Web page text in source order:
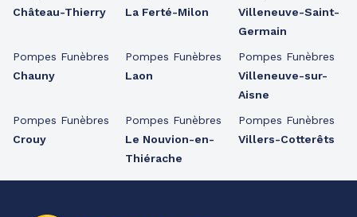
Château-Thierry
Pompes Funèbres
Chauny
Pompes Funèbres
Crouy
La Ferté-Milon
Pompes Funèbres
Laon
Pompes Funèbres
Le Nouvion-en-
Thiérache
Villeneuve-Saint-
Germain
Pompes Funèbres
Villeneuve-sur-
Aisne
Pompes Funèbres
Villers-Cotterêts